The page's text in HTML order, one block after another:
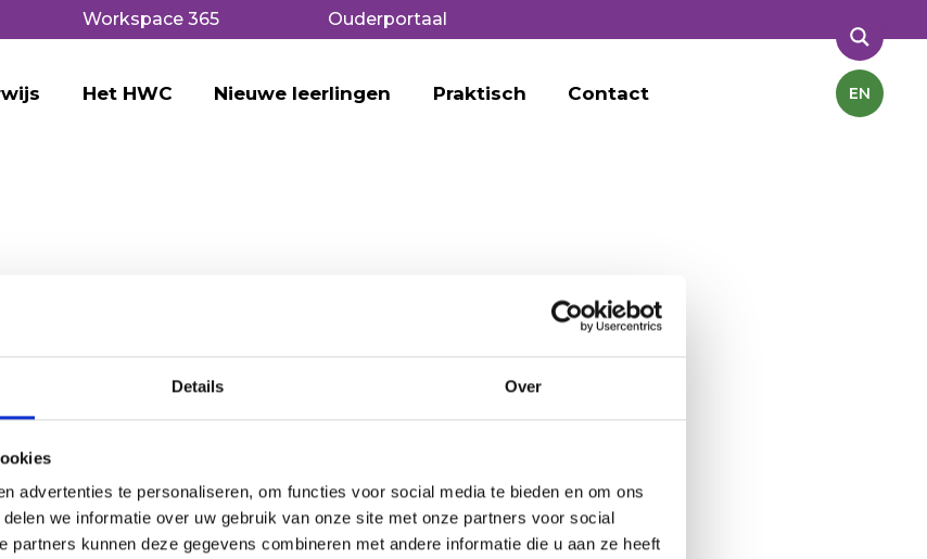
Details Over
advertenties te personaliseren, om functies voor social media te bieden en om ons
we informatie over uw gebruik van onze site met onze partners voor social
partners kunnen deze gegevens combineren met andere informatie die u aan ze heeft
Workspace 365 Ouderportaal
Het HWC Nieuwe leerlingen Praktisch Contact EN